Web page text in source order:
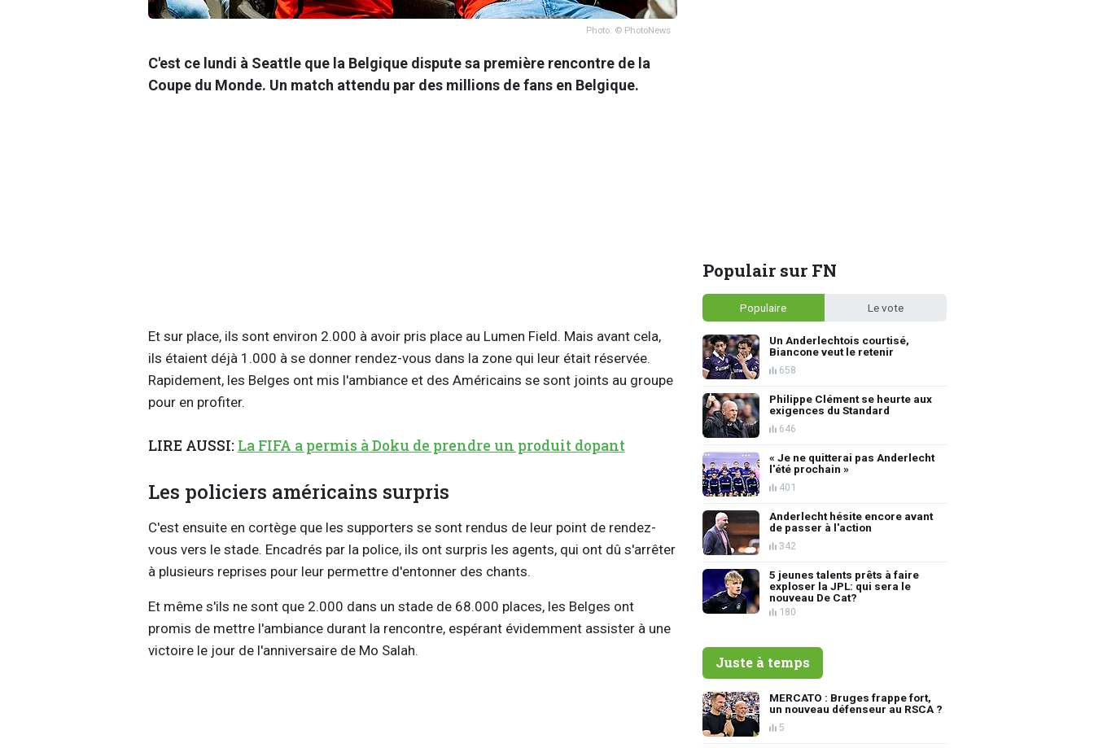
Photo: © PhotoNews
C'est ce lundi à Seattle que la Belgique dispute sa première rencontre de la
Coupe du Monde. Un match attendu par des millions de fans en Belgique.
Et sur place, ils sont environ 2.000 à avoir pris place au Lumen Field. Mais avant cela,
ils étaient déjà 1.000 à se donner rendez-vous dans la zone qui leur était réservée.
Rapidement, les Belges ont mis l'ambiance et des Américains se sont joints au groupe
pour en profiter.
LIRE AUSSI: La FIFA a permis à Doku de prendre un produit dopant
Les policiers américains surpris
C'est ensuite en cortège que les supporters se sont rendus de leur point de rendez-
vous vers le stade. Encadrés par la police, ils ont surpris les agents, qui ont dû s'arrêter
à plusieurs reprises pour leur permettre d'entonner des chants.
Et même s'ils ne sont que 2.000 dans un stade de 68.000 places, les Belges ont
promis de mettre l'ambiance durant la rencontre, espérant évidemment assister à une
victoire le jour de l'anniversaire de Mo Salah.
Populair sur FN
Populaire Le vote
Un Anderlechtois courtisé,
Biancone veut le retenir
658
Philippe Clément se heurte aux
exigences du Standard
646
« Je ne quitterai pas Anderlecht
l'été prochain »
401
Anderlecht hésite encore avant
de passer à l'action
342
5 jeunes talents prêts à faire
exploser la JPL: qui sera le
nouveau De Cat?
180
Juste à temps
MERCATO : Bruges frappe fort,
un nouveau défenseur au RSCA ?
5